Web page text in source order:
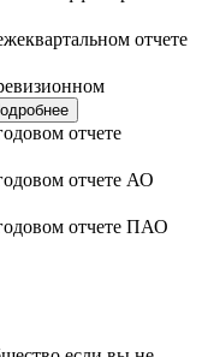
отчете
отчете
отчете АО
отчете ПАО